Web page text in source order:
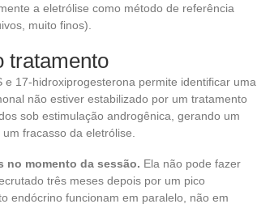
a eletrólise como método de referência
muito finos).
tratamento
17-hidroxiprogesterona permite identificar uma
não estiver estabilizado por um tratamento
sob estimulação androgênica, gerando um
fracasso da eletrólise.
no momento da sessão. Ela não pode fazer
três meses depois por um pico
endócrino funcionam em paralelo, não em